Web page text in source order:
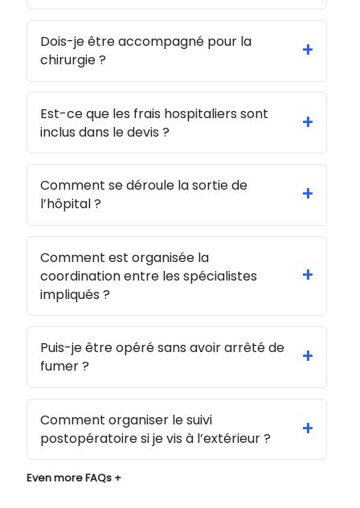
Dois-je être accompagné pour la
chirurgie ?
+
Est-ce que les frais hospitaliers sont
inclus dans le devis ?
+
Comment se déroule la sortie de
l’hôpital ?
+
Comment est organisée la
coordination entre les spécialistes
impliqués ?
+
Puis-je être opéré sans avoir arrêté de
fumer ?
+
Comment organiser le suivi
postopératoire si je vis à l’extérieur ?
+
Even more FAQs +